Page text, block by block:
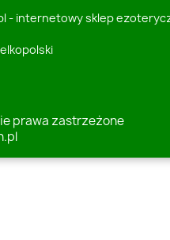
- internetowy sklep
prawa zastrzeżone